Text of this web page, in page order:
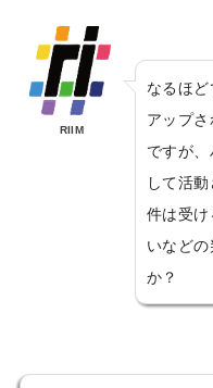
RIIM
なるほ
アップ
ですが
して活
件は受け
いなど
か？